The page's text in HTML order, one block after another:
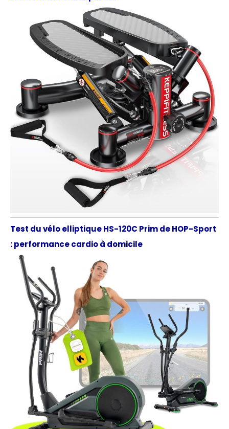
Test du vélo elliptique HS-120C Prim de HOP-Sport
: performance cardio à domicile